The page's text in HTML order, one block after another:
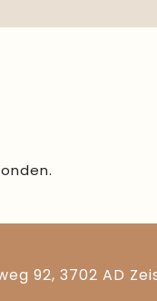
92, 3702 AD